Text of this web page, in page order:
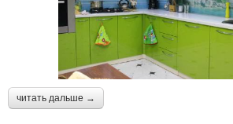
читать дальше →